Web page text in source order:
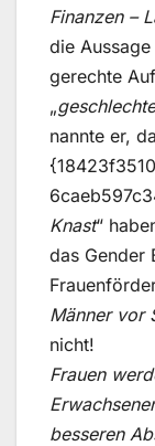
Finanzen –
die
gerechte
„
nannte er,
Knast“
das Gender
Männer vor
nicht!
Frauen
besseren